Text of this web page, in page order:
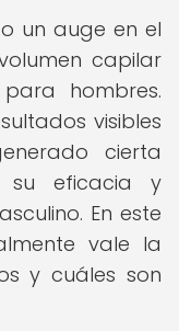
un auge en el
capilar
hombres.
visibles
cierta
su eficacia y
En este
vale la
y cuáles son